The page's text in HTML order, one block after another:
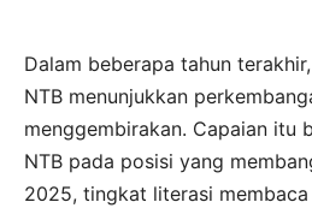
Dalam beberapa tahun
NTB menunjukkan
menggembirakan. Capaian itu
NTB pada posisi yang
2025, tingkat literasi